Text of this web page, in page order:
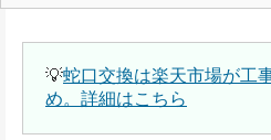
💡蛇口交換は楽天市場が工
め。詳細はこちら